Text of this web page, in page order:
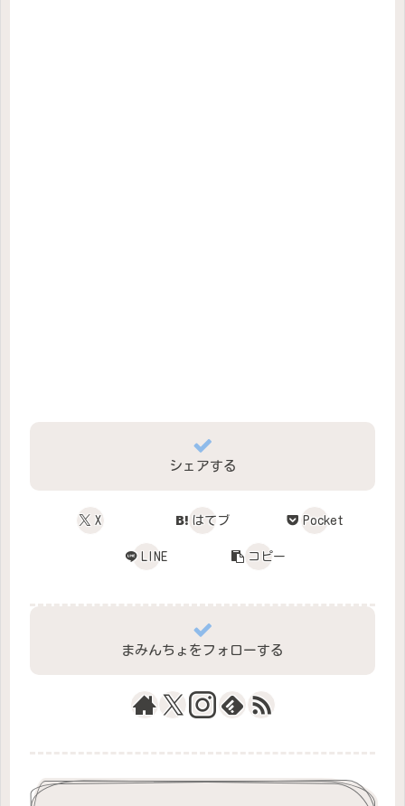
シェアする
X はてブ Pocket
LINE コピー
まみんちょをフォローする